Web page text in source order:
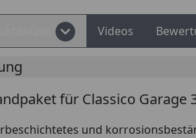
Videos
für Classico Garage
und